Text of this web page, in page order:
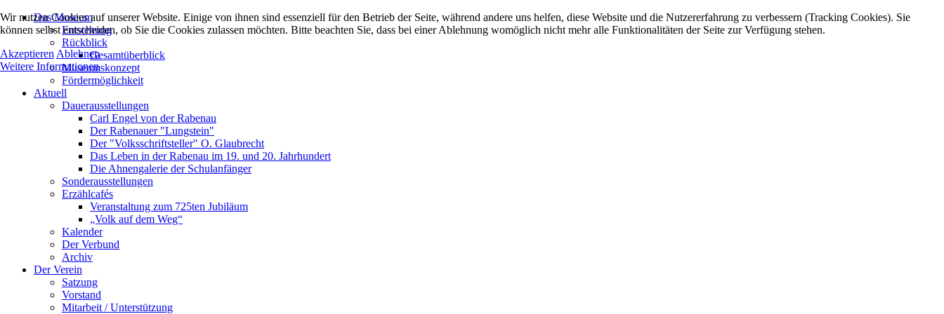
Das Museum
Entstehung
Rückblick
Gesamtüberblick
Museumskonzept
Fördermöglichkeit
Aktuell
Dauerausstellungen
Carl Engel von der Rabenau
Der Rabenauer "Lungstein"
Der "Volksschriftsteller" O. Glaubrecht
Das Leben in der Rabenau im 19. und 20. Jahrhundert
Die Ahnengalerie der Schulanfänger
Sonderausstellungen
Erzählcafés
Veranstaltung zum 725ten Jubiläum
„Volk auf dem Weg“
Kalender
Der Verbund
Archiv
Der Verein
Satzung
Vorstand
Mitarbeit / Unterstützung
Wir nutzen Cookies auf unserer Website. Einige von ihnen sind essenziell für den Betrieb der Seite, während andere uns helfen, diese Website und die Nutzererfahrung zu verbessern (Tracking Cookies). Sie
können selbst entscheiden, ob Sie die Cookies zulassen möchten. Bitte beachten Sie, dass bei einer Ablehnung womöglich nicht mehr alle Funktionalitäten der Seite zur Verfügung stehen.
Akzeptieren Ablehnen
Weitere Informationen